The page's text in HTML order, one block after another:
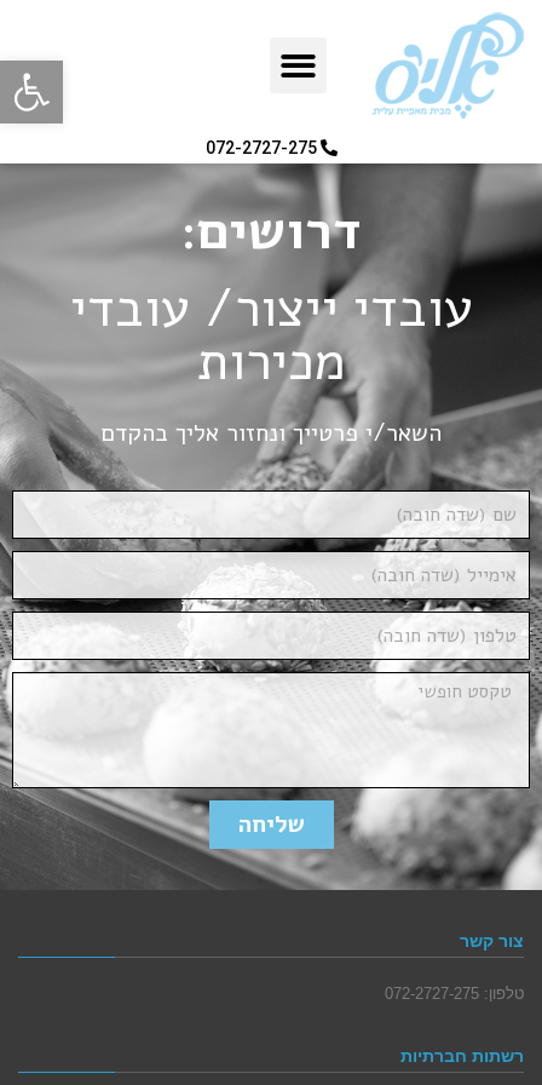
פתח
072-2727-275
דרושים:
עובדי ייצור/ עובדי
מכירות
השאר/י פרטייך ונחזור אליך בהקדם
שליחה
צור קשר
טלפון: 072-2727-275
רשתות חברתיות